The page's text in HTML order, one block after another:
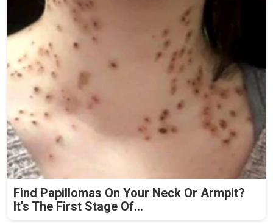
Find Papillomas On Your Neck Or Armpit?
It's The First Stage Of...